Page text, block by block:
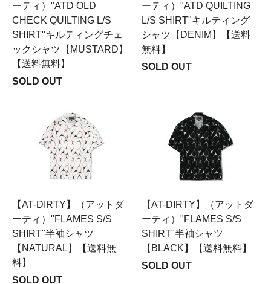
ーティ）"ATD OLD
CHECK QUILTING L/S
SHIRT"キルティングチェ
ックシャツ【MUSTARD】
【送料無料】
SOLD OUT
ーティ）"ATD QUILTING
L/S SHIRT"キルティング
シャツ【DENIM】【送料
無料】
SOLD OUT
【AT-DIRTY】（アットダ
ーティ）"FLAMES S/S
SHIRT"半袖シャツ
【NATURAL】【送料無
料】
SOLD OUT
【AT-DIRTY】（アットダ
ーティ）"FLAMES S/S
SHIRT"半袖シャツ
【BLACK】【送料無料】
SOLD OUT